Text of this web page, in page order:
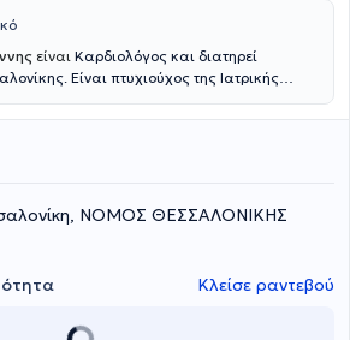
είναι Καρδιολόγος και διατηρεί
Είναι πτυχιούχος της Ιατρικής
Θεσσαλονίκης και της Κλινικής
του Τμήματος υπερήχων. Στο ιδιωτικό του
υπηρεσιών, εξατομικευμένες για τις
ΝΟΜΟΣ ΘΕΣΣΑΛΟΝΙΚΗΣ
Κλείσε ραντεβού